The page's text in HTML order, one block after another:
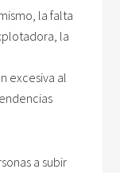
la falta
la
excesiva al
a subir